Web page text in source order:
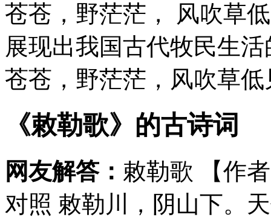
苍苍，野茫茫， 风吹草
展现出我国古代牧民生
苍苍，野茫茫，风吹草
《敕勒歌》的古诗词
网友解答： 敕勒歌 【作
对照 敕勒川，阴山下。